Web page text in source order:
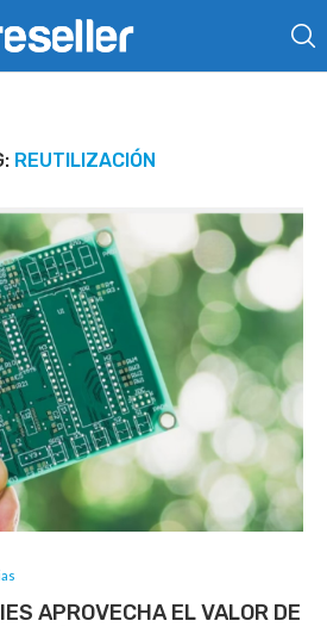
REUTILIZACIÓN
APROVECHA EL VALOR DE